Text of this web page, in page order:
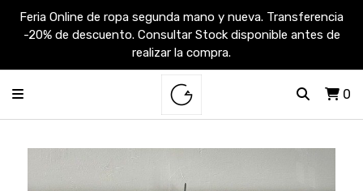
Feria Online de ropa segunda mano y nueva. Transferencia
-20% de descuento. Consultar Stock disponible antes de
realizar la compra.
0